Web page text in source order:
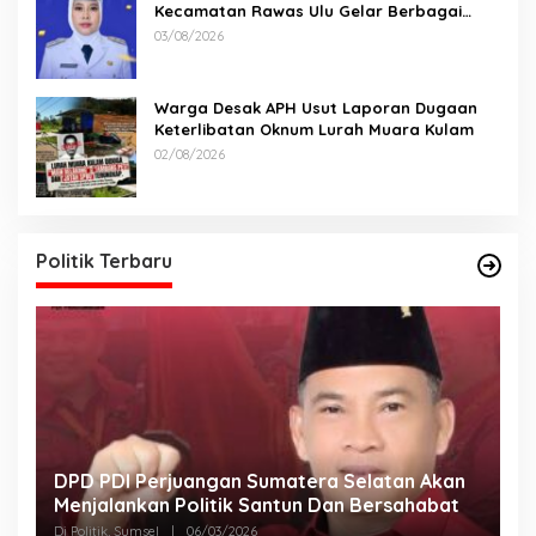
Kecamatan Rawas Ulu Gelar Berbagai
Lomba
03/08/2026
Warga Desak APH Usut Laporan Dugaan
Keterlibatan Oknum Lurah Muara Kulam
02/08/2026
Politik Terbaru
DPD PDI Perjuangan Sumatera Selatan Akan
Menjalankan Politik Santun Dan Bersahabat
Di Politik, Sumsel 06/03/2026